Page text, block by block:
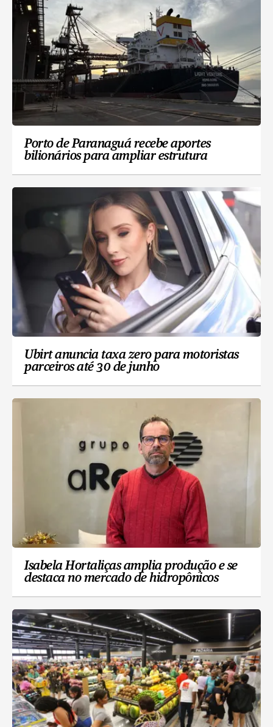
Porto de Paranaguá recebe aportes
bilionários para ampliar estrutura
Ubirt anuncia taxa zero para motoristas
parceiros até 30 de junho
Isabela Hortaliças amplia produção e se
destaca no mercado de hidropônicos